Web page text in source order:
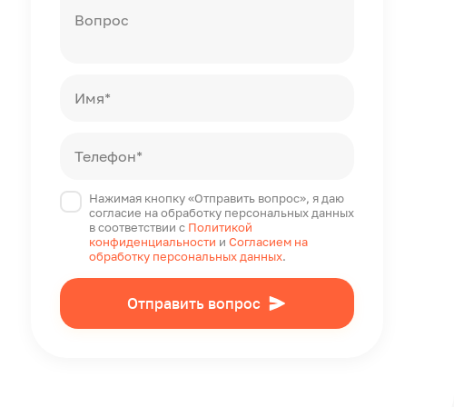
Вопрос
Имя*
Телефон*
Нажимая кнопку «Отправить вопрос», я даю
согласие на обработку персональных данных
в соответствии с Политикой
конфиденциальности и Согласием на
обработку персональных данных.
Отправить вопрос